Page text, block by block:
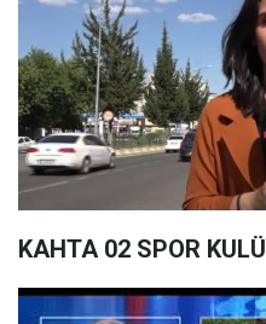
KAHTA 02 SPOR